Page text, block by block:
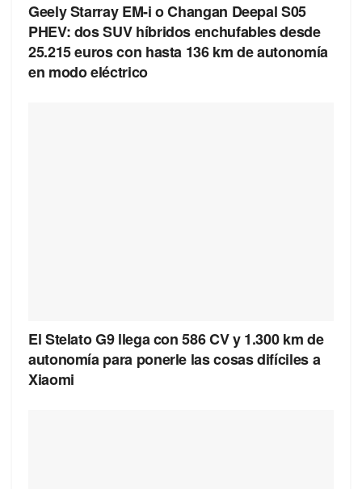
Geely Starray EM-i o Changan Deepal S05
PHEV: dos SUV híbridos enchufables desde
25.215 euros con hasta 136 km de autonomía
en modo eléctrico
El Stelato G9 llega con 586 CV y 1.300 km de
autonomía para ponerle las cosas difíciles a
Xiaomi